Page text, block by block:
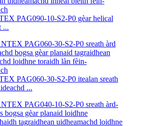
PAG090-10-S2-P0 gèar helical
...
PAG060-30-S2-P0 itealan sreath
...